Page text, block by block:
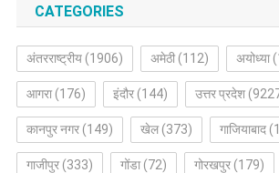
CATEGORIES
अंतरराष्ट्रीय(1906) अमेठी(112) अयोध्या
आगरा(176) इंदौर(144) उत्तर प्रदेश
कानपुर नगर(149) खेल(373) गाजियाबाद
गाजीपुर(333) गोंडा(72) गोरखपुर(179)